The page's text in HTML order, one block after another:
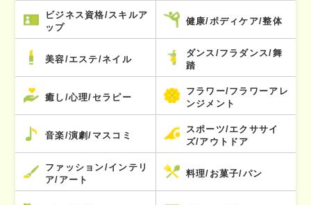
ビジネス資格/スキルア
ップ
健康/ボディケア/整体
美容/エステ/ネイル
ダンス/フラダンス/舞
踏
癒し/心理/セラピー
フラワー/フラワーアレ
ンジメント
音楽/演劇/マスコミ
スポーツ/エクササイ
ズ/アウトドア
ファッション/インテリ
ア/アート
料理/お菓子/パン